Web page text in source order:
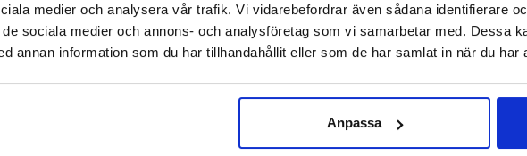
medier och analysera vår trafik. Vi vidarebefordrar även sådana identifierare
de sociala medier och annons- och analysföretag som vi samarbetar med. Dessa
annan information som du har tillhandahållit eller som de har samlat in när du har
Anpassa